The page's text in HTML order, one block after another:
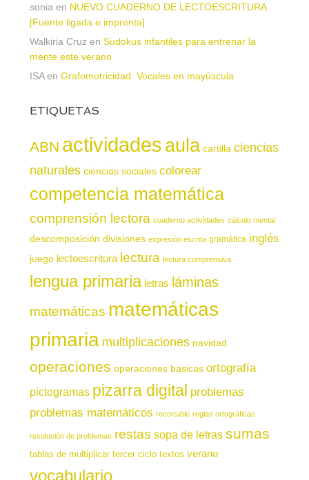
sonia en NUEVO CUADERNO DE LECTOESCRITURA
[Fuente ligada e imprenta]
Walkiria Cruz en Sudokus infantiles para entrenar la
mente este verano
ISAen Grafomotricidad. Vocales en mayúscula
ETIQUETAS
ABN actividadesaula cartilla ciencias
naturales ciencias sociales colorear
competencia matemática
comprensión lectora cuaderno actividades cálculo mental
descomposición divisiones expresión escrita gramática inglés
juego lectoescritura lectura lectura comprensiva
lengua primaria letras láminas
matemáticas matemáticas
primaria multiplicaciones navidad
operaciones operaciones básicas ortografía
pictogramas pizarra digital problemas
problemas matemáticos recortable reglas ortográficas
resolución de problemas restas sopa de letras sumas
tablas de multiplicar tercer ciclo textos verano
vocabulario